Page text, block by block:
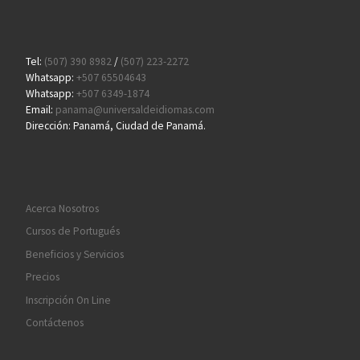
Tel: (507) 390 8982/ (507) 223-2272
Whatsapp: +507 65504643
Whatsapp: +507 6349-1874
Email: panama@universaldeidiomas.com
Dirección: Panamá, Ciudad de Panamá.
Acerca Nosotros
Cursos de Portugués
Beneficios y Servicios
Precios
Inscripción On Line
Contáctenos